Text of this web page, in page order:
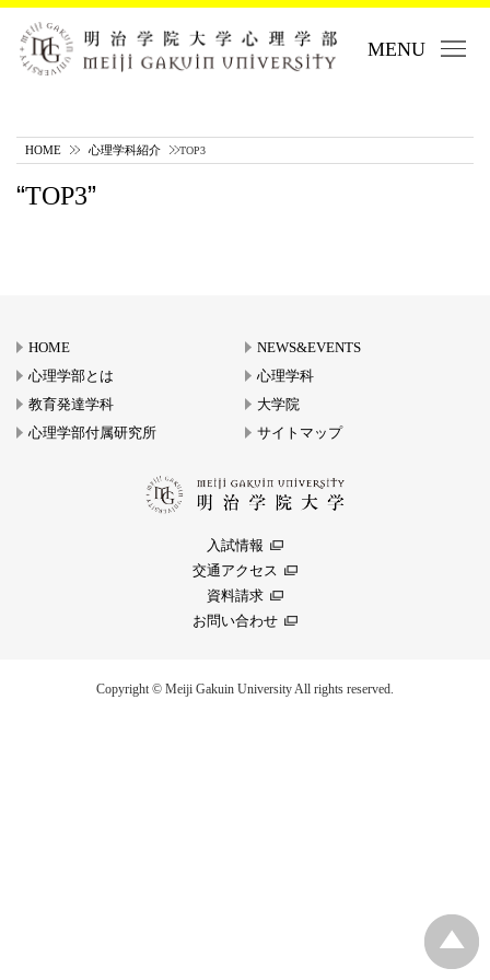
MENU
HOME 心理学科紹介 TOP3
TOP3
HOME
NEWS&EVENTS
心理学部とは
心理学科
教育発達学科
大学院
心理学部付属研究所
サイトマップ
入試情報
交通アクセス
資料請求
お問い合わせ
Copyright © Meiji Gakuin University All rights reserved.